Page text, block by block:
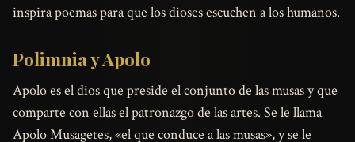
inspira poemas para que los dioses escuchen a los humanos.
Polimnia y Apolo
Apolo es el dios que preside el conjunto de las musas y que
comparte con ellas el patronazgo de las artes. Se le llama
Apolo Musagetes, «el que conduce a las musas», y se le